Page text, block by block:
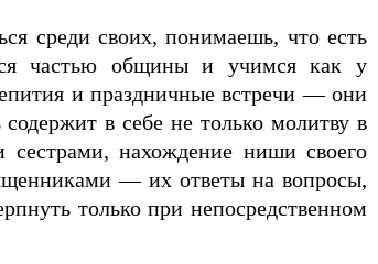
среди своих, понимаешь, что есть
частью общины и учимся как у
и праздничные встречи — они
в себе не только молитву в
нахождение ниши своего
— их ответы на вопросы,
только при непосредственном